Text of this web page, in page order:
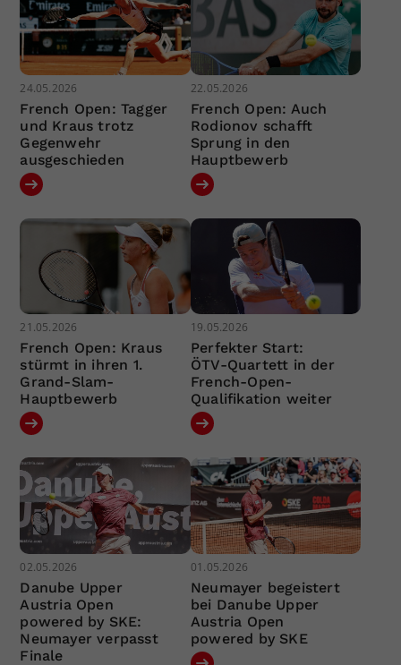
24.05.2026
French Open: Tagger
und Kraus trotz
Gegenwehr
ausgeschieden
22.05.2026
French Open: Auch
Rodionov schafft
Sprung in den
Hauptbewerb
21.05.2026
French Open: Kraus
stürmt in ihren 1.
Grand-Slam-
Hauptbewerb
19.05.2026
Perfekter Start:
ÖTV-Quartett in der
French-Open-
Qualifikation weiter
02.05.2026
Danube Upper
Austria Open
powered by SKE:
Neumayer verpasst
Finale
01.05.2026
Neumayer begeistert
bei Danube Upper
Austria Open
powered by SKE